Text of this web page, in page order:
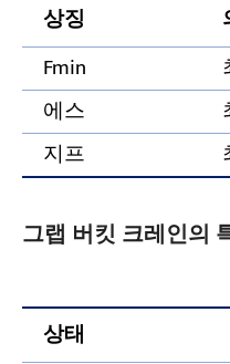
상징
Fmin
에스
지프
그랩 버킷 크레인의
상태